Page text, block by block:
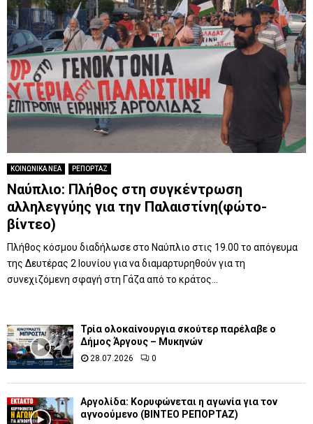
ΚΟΙΝΩΝΙΚΑ ΝΕΑ ΡΕΠΟΡΤΑΖ
Ναύπλιο: Πλήθος στη συγκέντρωση
αλληλεγγύης για την Παλαιστίνη(φώτο-
βίντεο)
Πλήθος κόσμου διαδήλωσε στο Ναύπλιο στις 19.00 το απόγευμα
της Δευτέρας 2 Ιουνίου για να διαμαρτυρηθούν για τη
συνεχιζόμενη σφαγή στη Γάζα από το κράτος...
Τρία ολοκαίνουργια σκούτερ παρέλαβε o
Δήμος Άργους – Μυκηνών
28.07.2026 0
Αργολίδα: Κορυφώνεται η αγωνία για τον
αγνοούμενο (ΒΙΝΤΕΟ ΡΕΠΟΡΤΑΖ)